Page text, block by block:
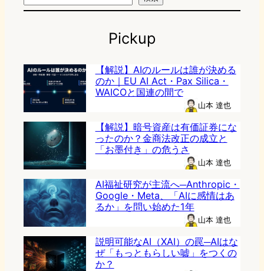
Pickup
【解説】AIのルールは誰が決める
のか｜EU AI Act・Pax Silica・
WAICOと国連の間で
山本 達也
【解説】暗号資産は有価証券にな
ったのか？金商法改正の成立と
「お墨付き」の危うさ
山本 達也
AI福祉研究が主流へ─Anthropic・
Google・Meta、「AIに感情はあ
るか」を問い始めた1年
山本 達也
説明可能なAI（XAI）の罠─AIはな
ぜ「もっともらしい嘘」をつくの
か？